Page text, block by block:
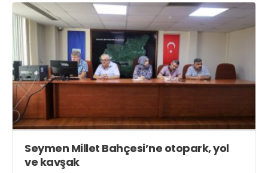
Seymen Millet Bahçesi’ne otopark, yol
ve kavşak